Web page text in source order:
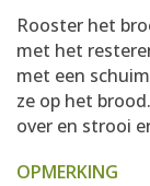
Rooster het
met het
met een
ze op het
over en strooi
OPMERKING